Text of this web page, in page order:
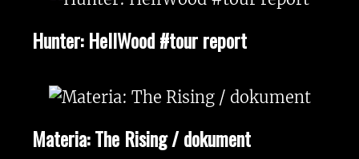
Hunter: HellWood #tour report
Materia: The Rising / dokument